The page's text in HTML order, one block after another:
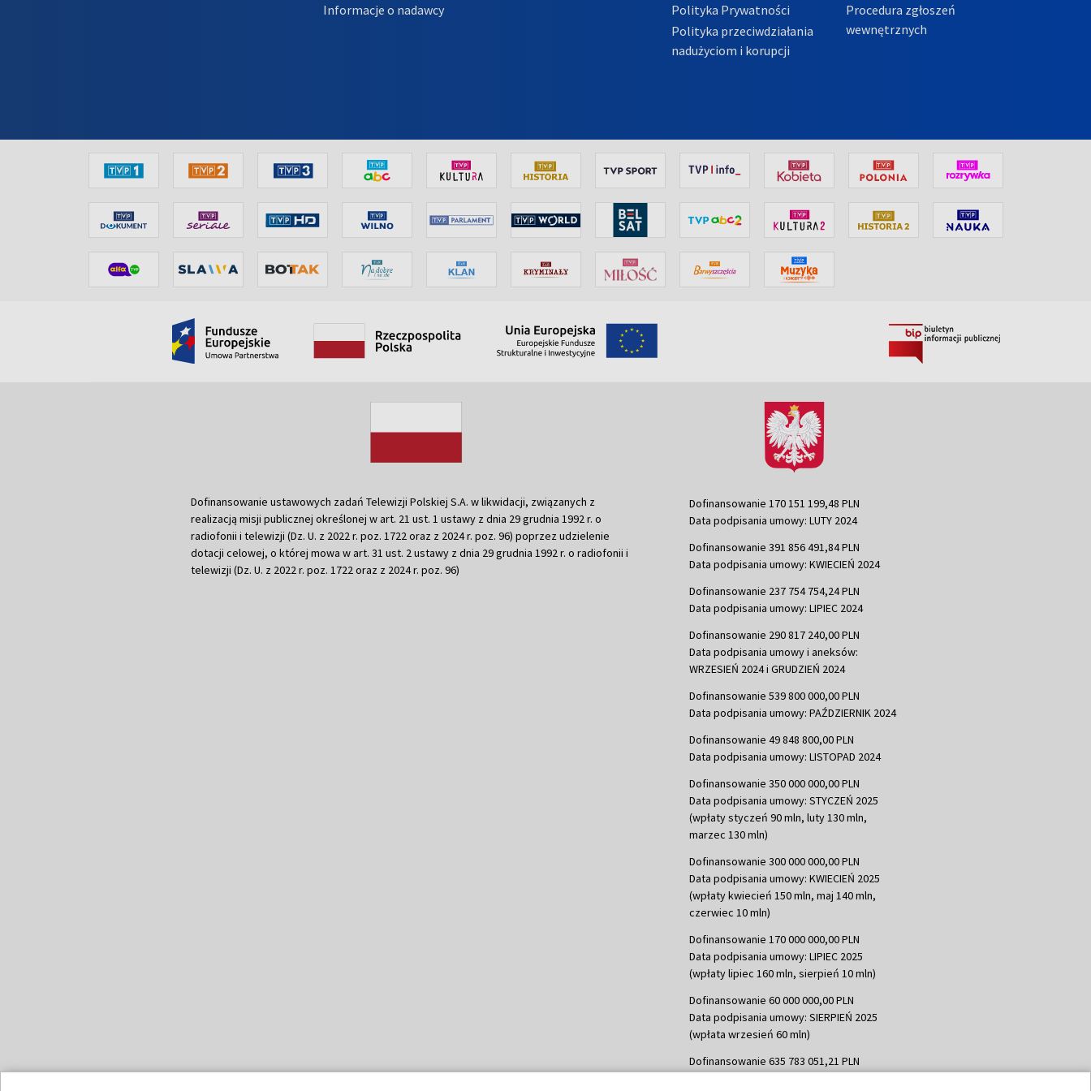
Informacje o nadawcy
Polityka Prywatności
Polityka przeciwdziałania
nadużyciom i korupcji
Procedura zgłoszeń
wewnętrznych
Dofinansowanie ustawowych zadań Telewizji Polskiej S.A. w likwidacji, związanych z
realizacją misji publicznej określonej w art. 21 ust. 1 ustawy z dnia 29 grudnia 1992 r. o
radiofonii i telewizji (Dz. U. z 2022 r. poz. 1722 oraz z 2024 r. poz. 96) poprzez udzielenie
dotacji celowej, o której mowa w art. 31 ust. 2 ustawy z dnia 29 grudnia 1992 r. o radiofonii i
telewizji (Dz. U. z 2022 r. poz. 1722 oraz z 2024 r. poz. 96)
Dofinansowanie 170 151 199,48 PLN
Data podpisania umowy: LUTY 2024
Dofinansowanie 391 856 491,84 PLN
Data podpisania umowy: KWIECIEŃ 2024
Dofinansowanie 237 754 754,24 PLN
Data podpisania umowy: LIPIEC 2024
Dofinansowanie 290 817 240,00 PLN
Data podpisania umowy i aneksów:
WRZESIEŃ 2024 i GRUDZIEŃ 2024
Dofinansowanie 539 800 000,00 PLN
Data podpisania umowy: PAŹDZIERNIK 2024
Dofinansowanie 49 848 800,00 PLN
Data podpisania umowy: LISTOPAD 2024
Dofinansowanie 350 000 000,00 PLN
Data podpisania umowy: STYCZEŃ 2025
(wpłaty styczeń 90 mln, luty 130 mln,
marzec 130 mln)
Dofinansowanie 300 000 000,00 PLN
Data podpisania umowy: KWIECIEŃ 2025
(wpłaty kwiecień 150 mln, maj 140 mln,
czerwiec 10 mln)
Dofinansowanie 170 000 000,00 PLN
Data podpisania umowy: LIPIEC 2025
(wpłaty lipiec 160 mln, sierpień 10 mln)
Dofinansowanie 60 000 000,00 PLN
Data podpisania umowy: SIERPIEŃ 2025
(wpłata wrzesień 60 mln)
Dofinansowanie 635 783 051,21 PLN